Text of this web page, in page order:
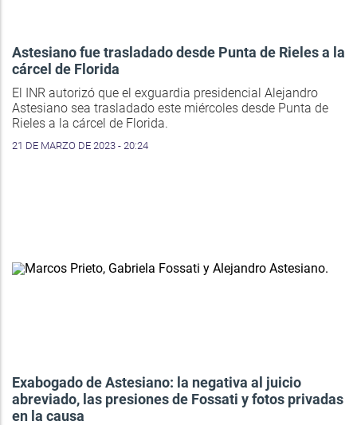
Astesiano fue trasladado desde Punta de Rieles a la
cárcel de Florida
El INR autorizó que el exguardia presidencial Alejandro
Astesiano sea trasladado este miércoles desde Punta de
Rieles a la cárcel de Florida.
21 DE MARZO DE 2023 - 20:24
Exabogado de Astesiano: la negativa al juicio
abreviado, las presiones de Fossati y fotos privadas
en la causa